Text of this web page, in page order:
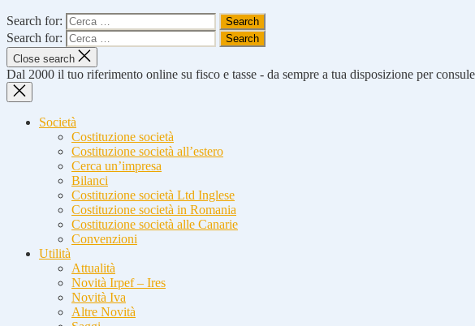
Search for:
Search for:
Close search
Dal 2000 il tuo riferimento online su fisco e tasse - da sempre a tua disposizione per
Società
Costituzione società
Costituzione società all’estero
Cerca un’impresa
Bilanci
Costituzione società Ltd Inglese
Costituzione società in Romania
Costituzione società alle Canarie
Convenzioni
Utilità
Attualità
Novità Irpef – Ires
Novità Iva
Altre Novità